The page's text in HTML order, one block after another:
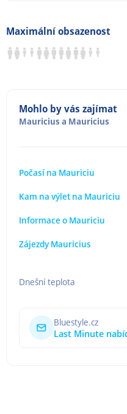
Maximální obsazenost
Mohlo by vás zajímat
Mauricius a Mauricius
Počasí na Mauriciu
Kam na výlet na Mauriciu
Informace o Mauriciu
Zájezdy Mauricius
Dnešní teplota
Bluestyle.cz
Last Minute